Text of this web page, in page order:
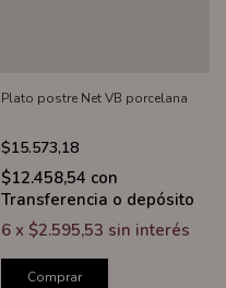
Plato postre Net VB porcelana
$15.573,18
$12.458,54 con
Transferencia o depósito
6 x $2.595,53 sin interés
Comprar